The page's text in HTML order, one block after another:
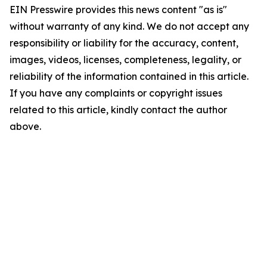
EIN Presswire provides this news content "as is"
without warranty of any kind. We do not accept any
responsibility or liability for the accuracy, content,
images, videos, licenses, completeness, legality, or
reliability of the information contained in this article.
If you have any complaints or copyright issues
related to this article, kindly contact the author
above.